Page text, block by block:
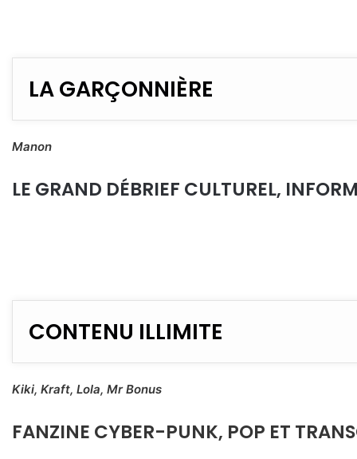
LA GARÇONNIÈRE
Manon
LE GRAND DÉBRIEF CULTUREL,
CONTENU ILLIMITE
Kiki, Kraft, Lola, Mr Bonus
FANZINE CYBER-PUNK, POP ET